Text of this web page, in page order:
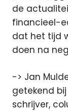
de
financieel-
dat het tijd
doen na
-> Jan
getekend bij
schrijver,